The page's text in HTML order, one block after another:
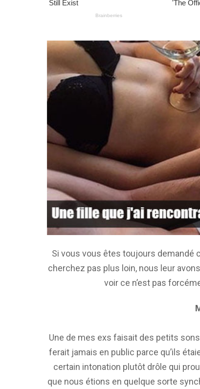
Si vous vous êtes toujours demandé
cherchez pas plus loin, nous leur
voir ce n’est pas
Une de mes exs faisait des petits
ferait jamais en public parce qu’ils
certain intonation plutôt drôle qui
que nous étions en quelque sorte